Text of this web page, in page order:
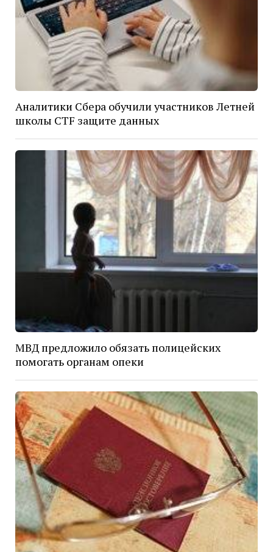
Аналитики Сбера обучили участников Летней
школы CTF защите данных
МВД предложило обязать полицейских
помогать органам опеки